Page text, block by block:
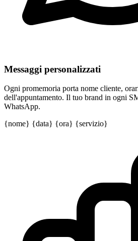
Messaggi personalizzati
Ogni promemoria porta nome cliente,
dell'appuntamento. Il tuo brand in ogni
WhatsApp.
{nome} {data} {ora} {servizio}